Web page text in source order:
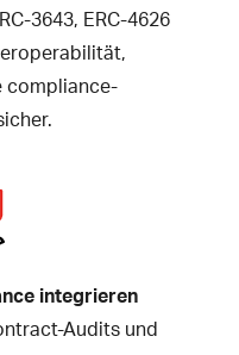
3643, ERC-4626
compliance-
integrieren
Audits und